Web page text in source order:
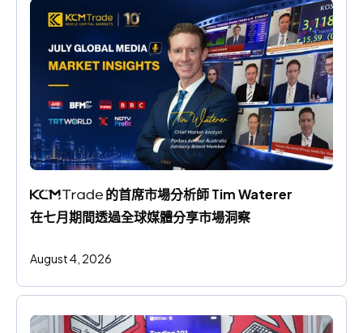
的首席市場分析師 Tim Waterer
在七月期間透過全球媒體分享市場洞察
August 4, 2026